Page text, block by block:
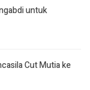
untuk
Cut Mutia ke